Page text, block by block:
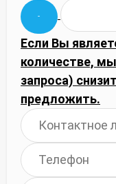
Если Вы
количестве,
запроса)
предложить.